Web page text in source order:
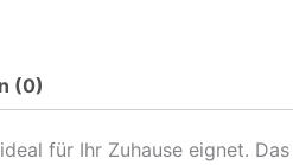
(0)
für Ihr Zuhause eignet.